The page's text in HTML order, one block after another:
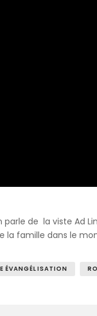
parle de la viste Ad
famille dans le
ÉVANGÉLISATION